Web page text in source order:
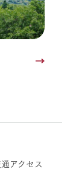
アクセス